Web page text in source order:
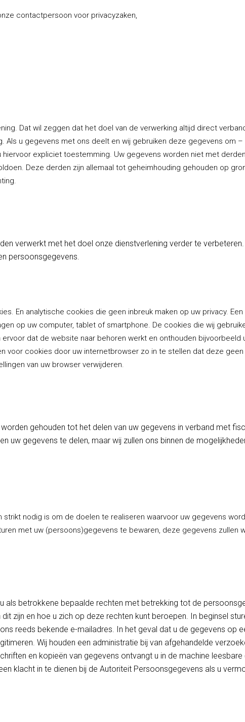
contactpersoon voor privacyzaken,
Dat wil zeggen dat het doel van de verwerking altijd direct
Als u gegevens met ons deelt en wij gebruiken deze gegevens om
expliciet toestemming. Uw gegevens worden niet met
Deze derden zijn allemaal tot geheimhouding gehouden op
verwerkt met het doel onze dienstverlening verder te
persoonsgegevens.
En analytische cookies die geen inbreuk maken op uw privacy.
op uw computer, tablet of smartphone. De cookies die wij
dat de website naar behoren werkt en onthouden bijvoorbeeld
voor cookies door uw internetbrowser zo in te stellen dat deze
van uw browser verwijderen.
gehouden tot het delen van uw gegevens in verband met
uw gegevens te delen, maar wij zullen ons binnen de
nodig is om de doelen te realiseren waarvoor uw gegevens
met uw (persoons)gegevens te bewaren, deze gegevens zullen
als betrokkene bepaalde rechten met betrekking tot de
zijn en hoe u zich op deze rechten kunt beroepen. In beginsel
reeds bekende e-mailadres. In het geval dat u de gegevens op
Wij houden een administratie bij van afgehandelde
en kopieën van gegevens ontvangt u in de machine leesbare
klacht in te dienen bij de Autoriteit Persoonsgegevens als u